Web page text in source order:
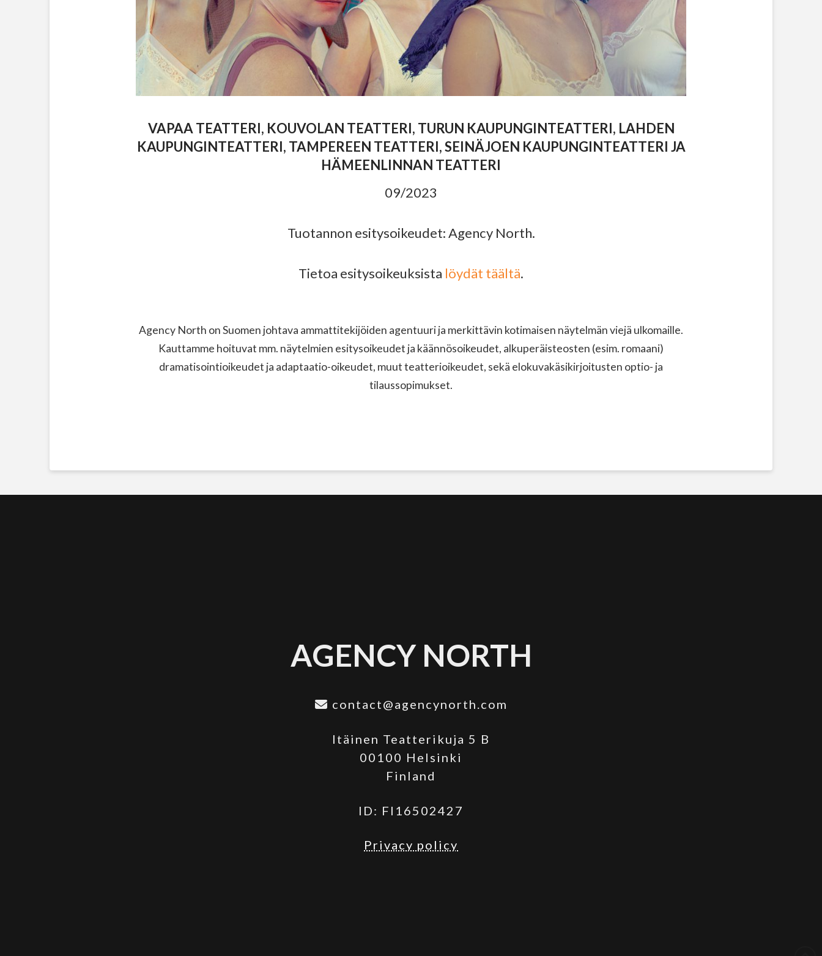
VAPAA TEATTERI, KOUVOLAN TEATTERI, TURUN KAUPUNGINTEATTERI, LAHDEN
KAUPUNGINTEATTERI, TAMPEREEN TEATTERI, SEINÄJOEN KAUPUNGINTEATTERI JA
HÄMEENLINNAN TEATTERI
09/2023
Tuotannon esitysoikeudet: Agency North.
Tietoa esitysoikeuksista löydät täältä.
Agency North on Suomen johtava ammattitekijöiden agentuuri ja merkittävin kotimaisen näytelmän viejä ulkomaille.
Kauttamme hoituvat mm. näytelmien esitysoikeudet ja käännösoikeudet, alkuperäisteosten (esim. romaani)
dramatisointioikeudet ja adaptaatio-oikeudet, muut teatterioikeudet, sekä elokuvakäsikirjoitusten optio- ja
tilaussopimukset.
AGENCY NORTH
contact@agencynorth.com
Itäinen Teatterikuja 5 B
00100 Helsinki
Finland
ID: FI16502427
Privacy policy